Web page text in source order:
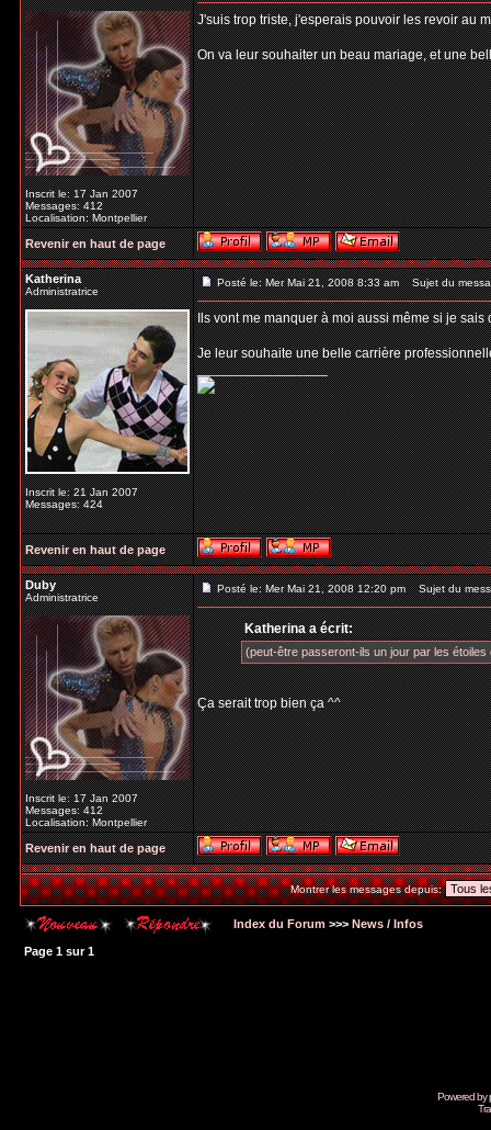
Inscrit le: 17 Jan 2007
Messages: 412
Localisation: Montpellier
J'suis trop triste, j'esperais pouvoir les revoir au
On va leur souhaiter un beau mariage, et une
Revenir en haut de page
Katherina
Administratrice
Inscrit le: 21 Jan 2007
Messages: 424
Posté le: Mer Mai 21, 2008 8:33 am Sujet du
Ils vont me manquer à moi aussi même si je
Je leur souhaite une belle carrière
_________________
Revenir en haut de page
Duby
Administratrice
Inscrit le: 17 Jan 2007
Messages: 412
Localisation: Montpellier
Posté le: Mer Mai 21, 2008 12:20 pm Sujet du
Katherina a écrit:
(peut-être passeront-ils un jour par les étoiles
Ça serait trop bien ça ^^
Revenir en haut de page
Montrer les messages depuis:
Index du Forum >>> News / Infos
Page 1 sur1
Powered by